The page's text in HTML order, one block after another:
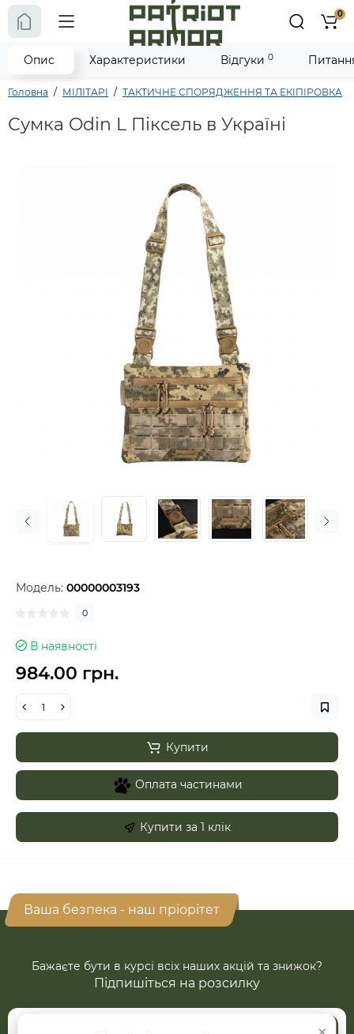
0
Головна МІЛІТАРІ ТАКТИЧНЕ СПОРЯДЖЕННЯ ТА ЕКІПІРОВКА
Сумка Odin L Піксель в Україні
Модель: 00000003193
0
В наявності
984.00 грн.
Купити
Оплата частинами
Купити за 1 клiк
Опис Характеристики Відгуки 0
Ваша безпека - наш пріорітет
Бажаєте бути в курсі всіх наших акцій та знижок?
Підпишіться на розсилку